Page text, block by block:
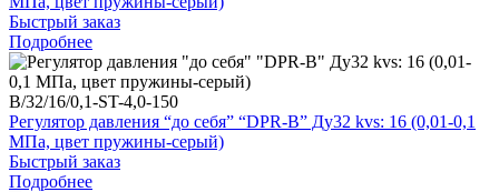
Быстрый заказ
Подробнее
B/32/16/0,1-ST-4,0-150
Регулятор давления “до себя” “DPR-B” Ду32 kvs: 16 (0,01-0,1
МПа, цвет пружины-серый)
Быстрый заказ
Подробнее